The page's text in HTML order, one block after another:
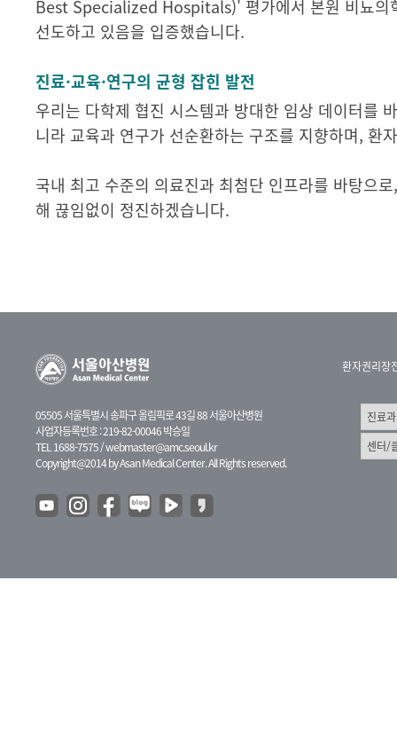
Best Specialized Hospitals)' 평가에서 본원 비뇨의
선도하고 있음을 입증했습니다.
진료·교육·연구의 균형 잡힌 발전
우리는 다학제 협진 시스템과 방대한 임상 데이터를
니라 교육과 연구가 선순환하는 구조를 지향하며, 환
국내 최고 수준의 의료진과 최첨단 인프라를 바탕으
해 끊임없이 정진하겠습니다.
05505 서울특별시 송파구 올림픽로 43길 88 서울아산병원
사업자등록번호 : 219-82-00046 박승일
TEL 1688-7575 /webmaster@amc.seoul.kr
Copyright@2014 by Asan Medical Center. All Rights reserved.
환자권리장